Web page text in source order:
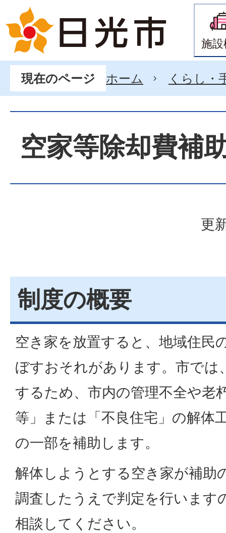
施
現在のページ ホーム くらし・
空家等除却費補
更
制度の概要
空き家を放置すると、地域住民
ぼすおそれがあります。市では
するため、市内の管理不全や老
等」または「不良住宅」の解体
の一部を補助します。
解体しようとする空き家が補助
調査したうえで判定を行います
相談してください。